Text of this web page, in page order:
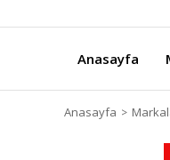
Anasayfa
Anasayfa